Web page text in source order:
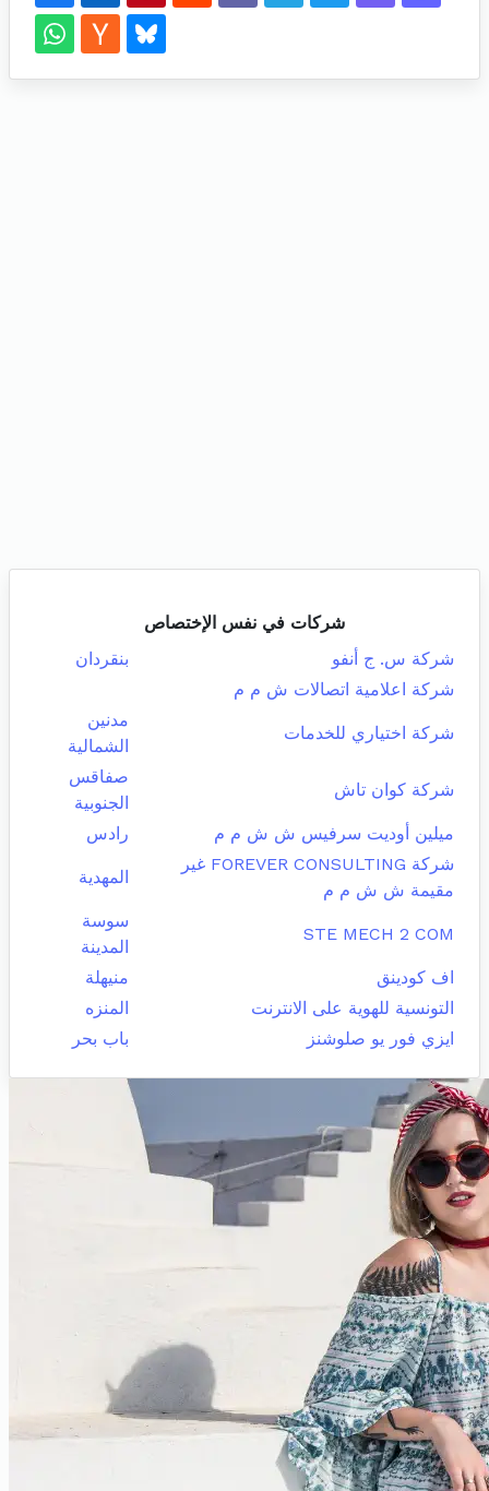
شركات في نفس الإختصاص
شركة س. ج أنفو
بنقردان
شركة اعلامية اتصالات ش م م
شركة اختياري للخدمات
مدنين
الشمالية
شركة كوان تاش
صفاقس
الجنوبية
ميلين أوديت سرفيس ش ش م م
رادس
شركة FOREVER CONSULTING غير
مقيمة ش ش م م
المهدية
STE MECH 2 COM
سوسة
المدينة
اف كودينق
منيهلة
التونسية للهوية على الانترنت
المنزه
ايزي فور يو صلوشنز
باب بحر